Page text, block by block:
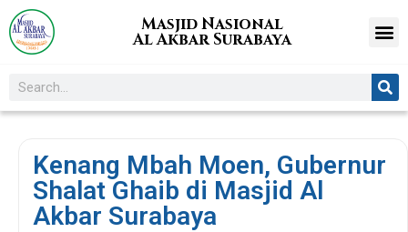
Masjid Nasional
Al Akbar Surabaya
Kenang Mbah Moen, Gubernur
Shalat Ghaib di Masjid Al
Akbar Surabaya